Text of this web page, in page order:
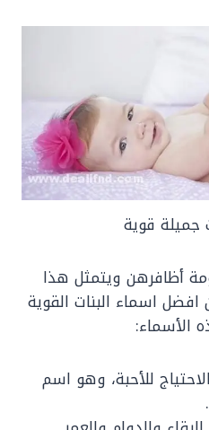
جميلة قوية
أظافرهن ويتمثل هذا
افضل اسماء البنات القوية
الأسماء:
للأحبة، وهو اسم